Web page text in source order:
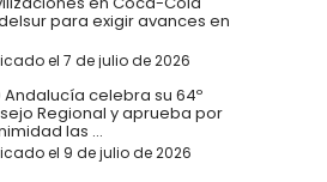
para exigir avances en
el 7 de julio de 2026
Andalucía celebra su 64º
Regional y aprueba por
las ...
el 9 de julio de 2026